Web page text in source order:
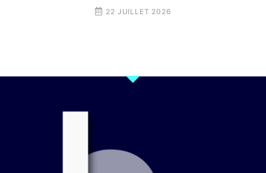
22 JUILLET 2026